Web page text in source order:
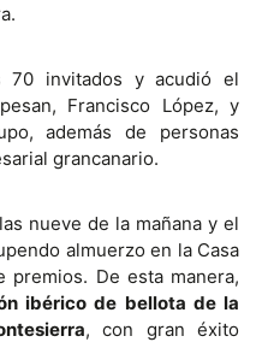
70 invitados y acudió el
Francisco López, y
además de personas
grancanario.
nueve de la mañana y el
almuerzo en la Casa
premios. De esta manera,
ibérico de bellota de la
, con gran éxito